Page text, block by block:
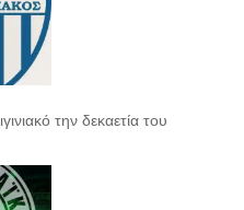
την δεκαετία του